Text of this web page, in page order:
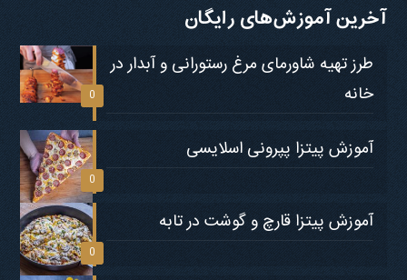
آخرین آموزش‌های رایگان
0
طرز تهیه شاورمای مرغ رستورانی و آبدار در
خانه
0
آموزش پیتزا پپرونی اسلایسی
0
آموزش پیتزا قارچ و گوشت در تابه